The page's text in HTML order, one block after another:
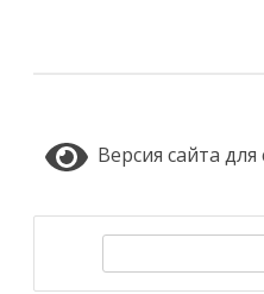
Версия сайта